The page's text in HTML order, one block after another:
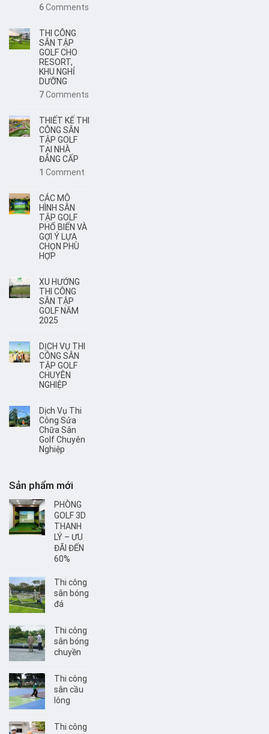
6Comments
THI CÔNG
SÂN TẬP
GOLF CHO
RESORT,
KHU NGHỈ
DƯỠNG
7Comments
THIẾT KẾ THI
CÔNG SÂN
TẬP GOLF
TẠI NHÀ
ĐẲNG CẤP
1 Comment
CÁC MÔ
HÌNH SÂN
TẬP GOLF
PHỔ BIẾN VÀ
GỢI Ý LỰA
CHỌN PHÙ
HỢP
XU HƯỚNG
THI CÔNG
SÂN TẬP
GOLF NĂM
2025
DỊCH VỤ THI
CÔNG SÂN
TẬP GOLF
CHUYÊN
NGHIỆP
Dịch Vụ Thi
Công Sửa
Chữa Sân
Golf Chuyên
Nghiệp
Sản phẩm mới
PHÒNG
GOLF 3D
THANH
LÝ – ƯU
ĐÃI ĐẾN
60%
Thi công
sân bóng
đá
Thi công
sân bóng
chuyền
Thi công
sân cầu
lông
Thi công